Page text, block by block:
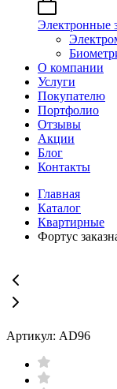
Электронные
О компании
Услуги
Покупателю
Портфолио
Отзывы
Акции
Блог
Контакты
Главная
Каталог
Квартирные
Фортус
Артикул: AD96